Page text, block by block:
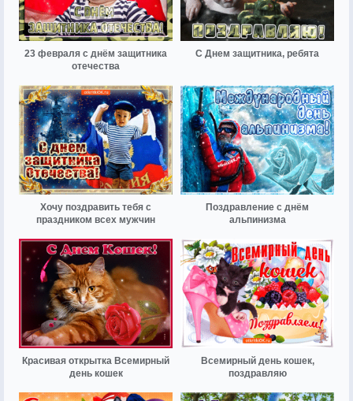
23 февраля с днём защитника
отечества
С Днем защитника, ребята
Хочу поздравить тебя с
праздником всех мужчин
Поздравление с днём
альпинизма
Красивая открытка Всемирный
день кошек
Всемирный день кошек,
поздравляю